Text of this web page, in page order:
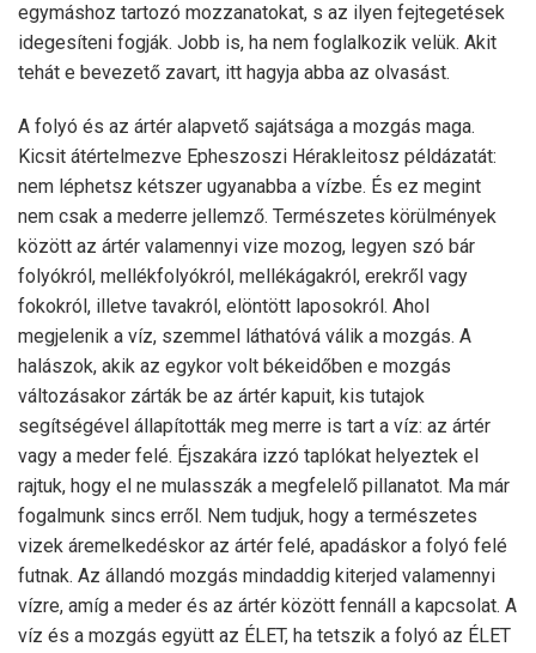
egymáshoz tartozó mozzanatokat, s az ilyen fejtegetések
idegesíteni fogják. Jobb is, ha nem foglalkozik velük. Akit
tehát e bevezető zavart, itt hagyja abba az olvasást.
A folyó és az ártér alapvető sajátsága a mozgás maga.
Kicsit átértelmezve Epheszoszi Hérakleitosz példázatát:
nem léphetsz kétszer ugyanabba a vízbe. És ez megint
nem csak a mederre jellemző. Természetes körülmények
között az ártér valamennyi vize mozog, legyen szó bár
folyókról, mellékfolyókról, mellékágakról, erekről vagy
fokokról, illetve tavakról, elöntött laposokról. Ahol
megjelenik a víz, szemmel láthatóvá válik a mozgás. A
halászok, akik az egykor volt békeidőben e mozgás
változásakor zárták be az ártér kapuit, kis tutajok
segítségével állapították meg merre is tart a víz: az ártér
vagy a meder felé. Éjszakára izzó taplókat helyeztek el
rajtuk, hogy el ne mulasszák a megfelelő pillanatot. Ma már
fogalmunk sincs erről. Nem tudjuk, hogy a természetes
vizek áremelkedéskor az ártér felé, apadáskor a folyó felé
futnak. Az állandó mozgás mindaddig kiterjed valamennyi
vízre, amíg a meder és az ártér között fennáll a kapcsolat. A
víz és a mozgás együtt az ÉLET, ha tetszik a folyó az ÉLET